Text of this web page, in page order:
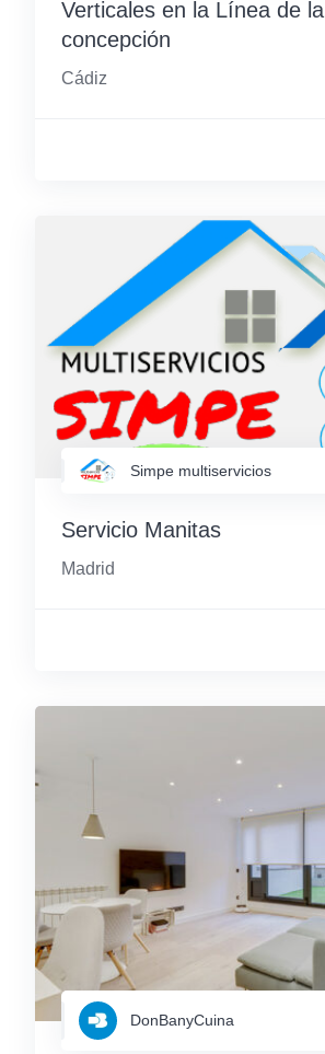
Verticales en la Línea de la
concepción
Cádiz
Simpe multiservicios
Servicio Manitas
Madrid
DonBanyCuina